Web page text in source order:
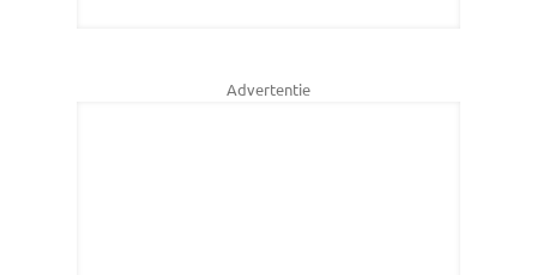
Advertentie